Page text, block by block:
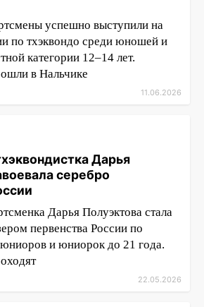
успешно выступили на
по тхэквондо среди юношей и
категории 12–14 лет.
в Нальчике
11.06.2026
Дарья
серебро
Дарья Полуэктова стала
первенства России по
и юниорок до 21 года.
22.05.2026